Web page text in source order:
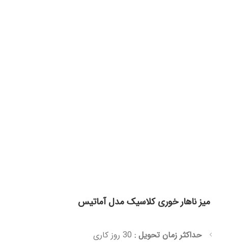
میز ناهار خوری کلاسیک مدل آماتیس
حداکثر زمان تحویل :